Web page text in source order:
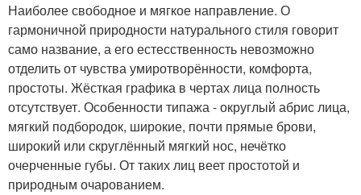
Наиболее свободное и мягкое направление. О
гармоничной природности натурального стиля говорит
само название, а его естесственность невозможно
отделить от чувства умиротворённости, комфорта,
простоты. Жёсткая графика в чертах лица полность
отсутствует. Особенности типажа - округлый абрис лица,
мягкий подбородок, широкие, почти прямые брови,
широкий или скруглённый мягкий нос, нечётко
очерченные губы. От таких лиц веет простотой и
природным очарованием.